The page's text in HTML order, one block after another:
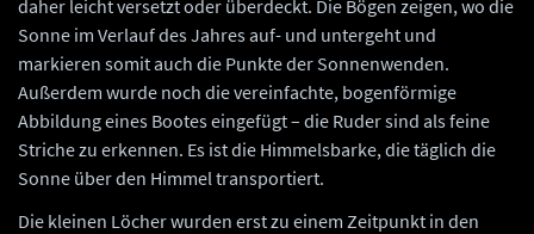
daher leicht versetzt oder überdeckt. Die Bögen zeigen, wo die
Sonne im Verlauf des Jahres auf- und untergeht und
markieren somit auch die Punkte der Sonnenwenden.
Außerdem wurde noch die vereinfachte, bogenförmige
Abbildung eines Bootes eingefügt – die Ruder sind als feine
Striche zu erkennen. Es ist die Himmelsbarke, die täglich die
Sonne über den Himmel transportiert.
Die kleinen Löcher wurden erst zu einem Zeitpunkt in den